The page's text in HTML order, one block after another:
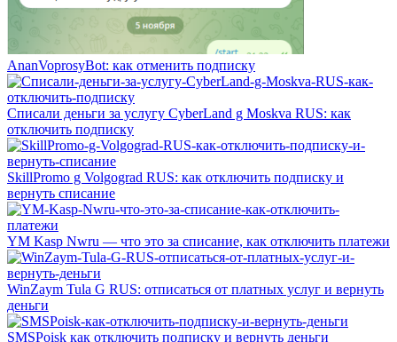
AnanVoprosyBot: как отменить подписку
Списали деньги за услугу CyberLand g Moskva RUS: как
отключить подписку
SkillPromo g Volgograd RUS: как отключить подписку и
вернуть списание
YM Kasp Nwru — что это за списание, как отключить платежи
WinZaym Tula G RUS: отписаться от платных услуг и вернуть
деньги
SMSPoisk как отключить подписку и вернуть деньги